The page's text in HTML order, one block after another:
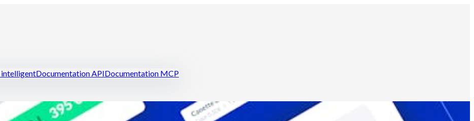
intelligentDocumentation APIDocumentation MCP